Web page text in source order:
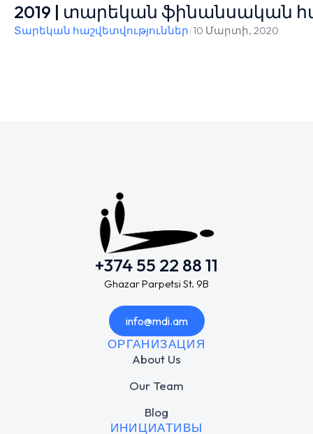
2019 | տարեկան ֆինանսական
Տարեկան հաշվետվություններ/10 Մարտի, 2020
+374 55 22 88 11
Ghazar Parpetsi St. 9B
info@mdi.am
ОРГАНИЗАЦИЯ
About Us
Our Team
Blog
ИНИЦИАТИВЫ